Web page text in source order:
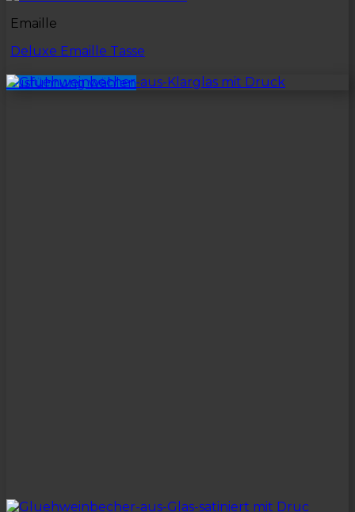
Emaille
Deluxe Emaille Tasse
Ausführung wählen